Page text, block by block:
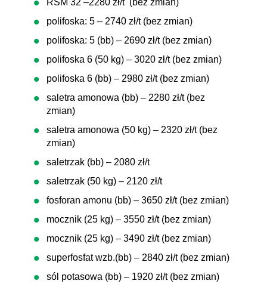
RSM 32 –2280 zł/t (bez zmian)
polifoska: 5 – 2740 zł/t (bez zmian)
polifoska: 5 (bb) – 2690 zł/t (bez zmian)
polifoska 6 (50 kg) – 3020 zł/t (bez zmian)
polifoska 6 (bb) – 2980 zł/t (bez zmian)
saletra amonowa (bb) – 2280 zł/t (bez
zmian)
saletra amonowa (50 kg) – 2320 zł/t (bez
zmian)
saletrzak (bb) – 2080 zł/t
saletrzak (50 kg) – 2120 zł/t
fosforan amonu (bb) – 3650 zł/t (bez zmian)
mocznik (25 kg) – 3550 zł/t (bez zmian)
mocznik (25 kg) – 3490 zł/t (bez zmian)
superfosfat wzb.(bb) – 2840 zł/t (bez zmian)
sól potasowa (bb) – 1920 zł/t (bez zmian)